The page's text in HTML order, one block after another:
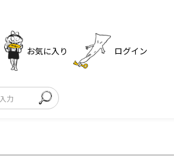
お気に入り ログイン